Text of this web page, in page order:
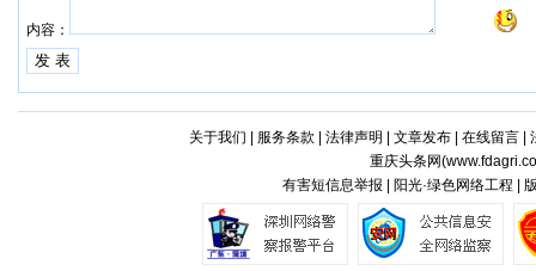
内容：
关于我们 服务条款 法律声明 文章发布| 在线留言|
重庆头条网(
有害短信息举报 | 阳光·绿色网络工程 |